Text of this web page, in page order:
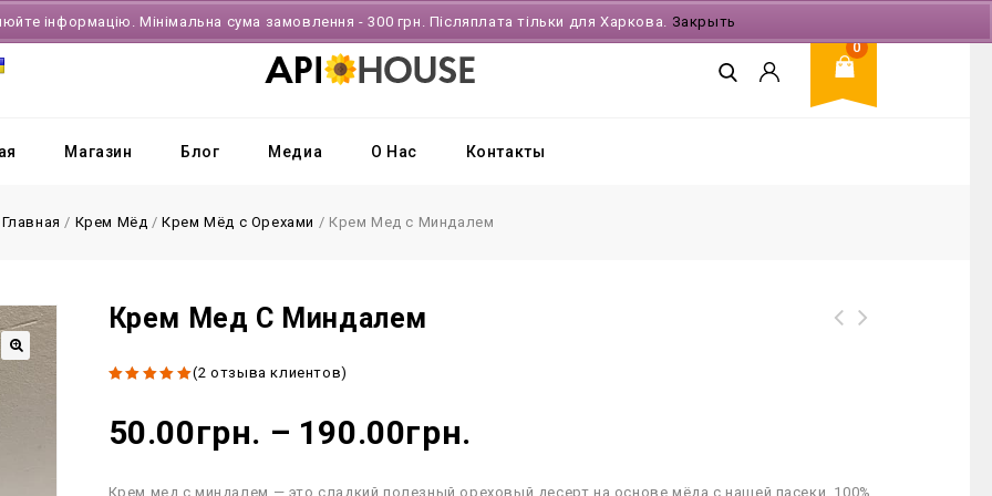
0
Магазин Блог Медиа О Нас Контакты
Главная / Крем Мёд /Крем Мёд с Орехами / Крем Мед с Миндалем
🔍
Крем Мед С Миндалем
(2 отзыва клиентов)
50.00грн. – 190.00грн.
Крем мед с миндалем — это сладкий полезный ореховый десерт на основе мёда с нашей пасеки. 100%
інформацію. Мінімальна сума замовлення - 300 грн. Післяплата тільки для Харкова. Закрыть